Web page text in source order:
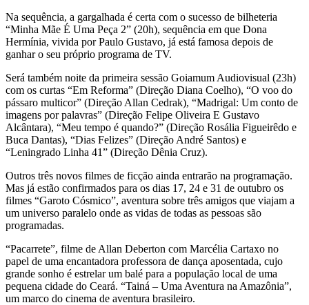
Na sequência, a gargalhada é certa com o sucesso de bilheteria
“Minha Mãe É Uma Peça 2” (20h), sequência em que Dona
Hermínia, vivida por Paulo Gustavo, já está famosa depois de
ganhar o seu próprio programa de TV.
Será também noite da primeira sessão Goiamum Audiovisual (23h)
com os curtas “Em Reforma” (Direção Diana Coelho), “O voo do
pássaro multicor” (Direção Allan Cedrak), “Madrigal: Um conto de
imagens por palavras” (Direção Felipe Oliveira E Gustavo
Alcântara), “Meu tempo é quando?” (Direção Rosália Figueirêdo e
Buca Dantas), “Dias Felizes” (Direção André Santos) e
“Leningrado Linha 41” (Direção Dênia Cruz).
Outros três novos filmes de ficção ainda entrarão na programação.
Mas já estão confirmados para os dias 17, 24 e 31 de outubro os
filmes “Garoto Cósmico”, aventura sobre três amigos que viajam a
um universo paralelo onde as vidas de todas as pessoas são
programadas.
“Pacarrete”, filme de Allan Deberton com Marcélia Cartaxo no
papel de uma encantadora professora de dança aposentada, cujo
grande sonho é estrelar um balé para a população local de uma
pequena cidade do Ceará. “Tainá – Uma Aventura na Amazônia”,
um marco do cinema de aventura brasileiro.